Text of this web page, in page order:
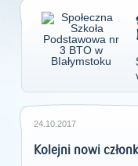
24.10.2017
Kolejni nowi